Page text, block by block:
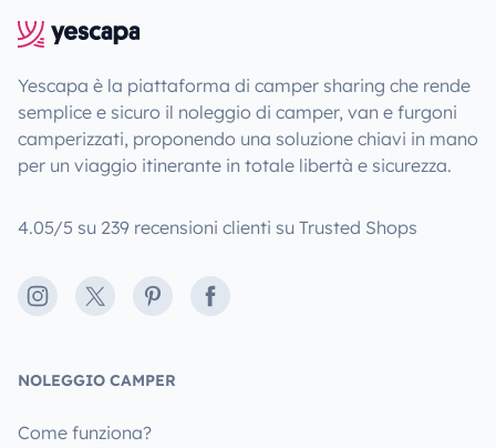
Yescapa è la piattaforma di camper sharing che rende
semplice e sicuro il noleggio di camper, van e furgoni
camperizzati, proponendo una soluzione chiavi in mano
per un viaggio itinerante in totale libertà e sicurezza.
4.05/5 su 239 recensioni clienti su Trusted Shops
Instagram
X PinterestFacebook
NOLEGGIO CAMPER
Come funziona?